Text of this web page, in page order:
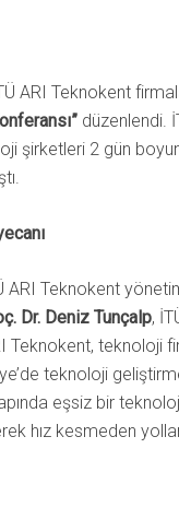
Teknokent
düzenlendi.
şirketleri 2 gün
ARI Teknokent
Dr. Deniz Tunçalp,
teknoloji
teknoloji
eşsiz bir
hız kesmeden